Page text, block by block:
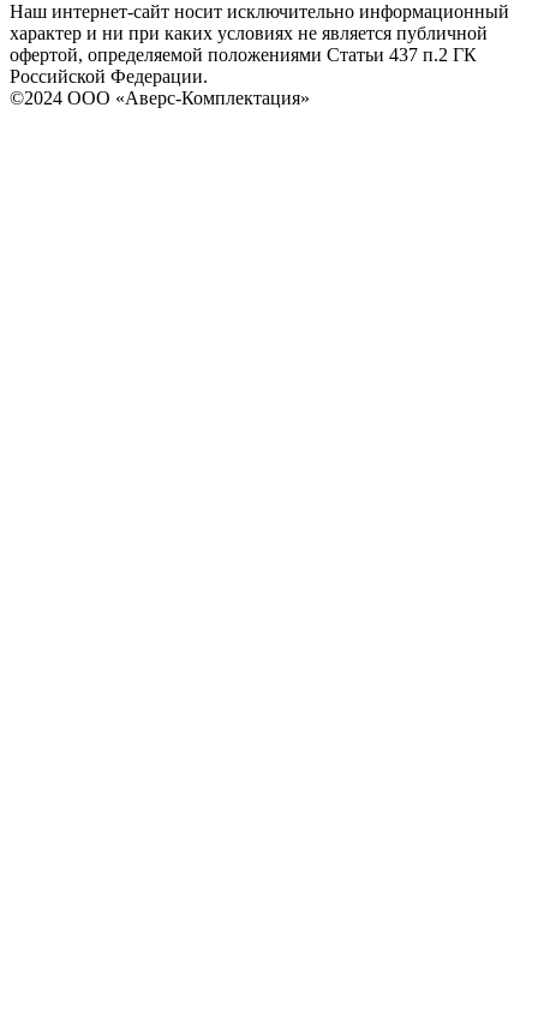
Наш интернет-сайт носит исключительно информационный
характер и ни при каких условиях не является публичной
офертой, определяемой положениями Статьи 437 п.2 ГК
Российской Федерации.
©2024 ООО «Аверс-Комплектация»